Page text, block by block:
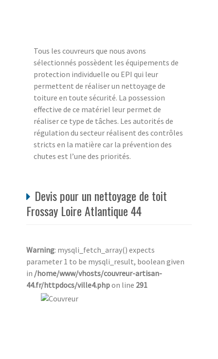
Tous les couvreurs que nous avons
sélectionnés possèdent les équipements de
protection individuelle ou EPI qui leur
permettent de réaliser un nettoyage de
toiture en toute sécurité. La possession
effective de ce matériel leur permet de
réaliser ce type de tâches. Les autorités de
régulation du secteur réalisent des contrôles
stricts en la matière car la prévention des
chutes est l’une des priorités.
Devis pour un nettoyage de toit
Frossay Loire Atlantique 44
Warning: mysqli_fetch_array() expects
parameter 1 to be mysqli_result, boolean given
in /home/www/vhosts/couvreur-artisan-
44.fr/httpdocs/ville4.phpon line 291